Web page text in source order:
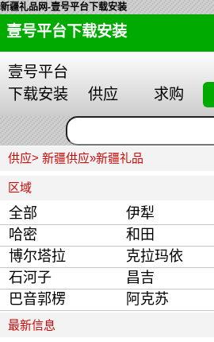
新疆礼品网-壹号平台下载安装
壹号平台下载安装
壹号平台
下载安装
供应 求购
供应> 新疆供应»新疆礼品
区域
全部 伊犁
哈密
和田
博尔塔拉
克拉玛依
石河子
昌吉
巴音郭楞
阿克苏
最新信息